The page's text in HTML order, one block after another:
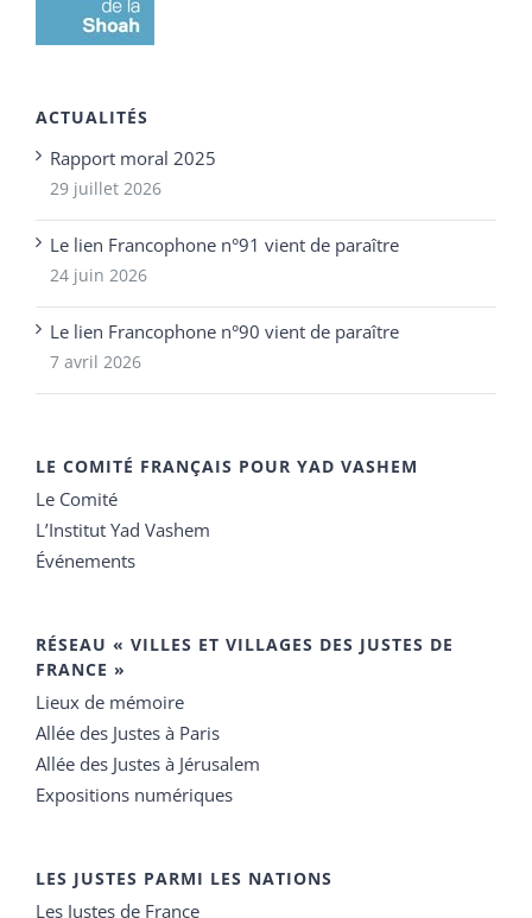
ACTUALITÉS
Rapport moral 2025
29 juillet 2026
Le lien Francophone n°91 vient de paraître
24 juin 2026
Le lien Francophone n°90 vient de paraître
7 avril 2026
LE COMITÉ FRANÇAIS POUR YAD VASHEM
Le Comité
L’Institut Yad Vashem
Événements
RÉSEAU « VILLES ET VILLAGES DES JUSTES DE
FRANCE »
Lieux de mémoire
Allée des Justes à Paris
Allée des Justes à Jérusalem
Expositions numériques
LES JUSTES PARMI LES NATIONS
Les Justes de France